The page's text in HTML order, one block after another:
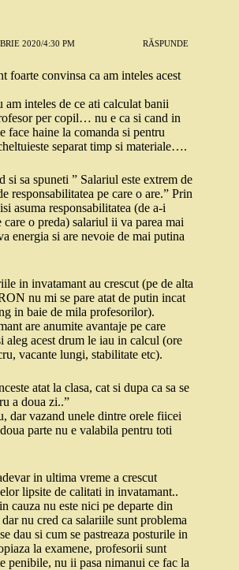
2020/4:30 PM RĂSPUNDE
convinsa ca am inteles acest
inteles de ce ati calculat banii
per copil… nu e ca si cand in
face haine la comanda si pentru
separat timp si materiale….
si sa spuneti ” Salariul este extrem de
responsabilitatea pe care o are.” Prin
asuma responsabilitatea (de a-i
care o preda) salariul ii va parea mai
energia si are nevoie de mai putina
in invatamant au crescut (pe de alta
nu mi se pare atat de putin incat
in baie de mila profesorilor).
are anumite avantaje pe care
aleg acest drum le iau in calcul (ore
vacante lungi, stabilitate etc).
atat la clasa, cat si dupa ca sa se
a doua zi..”
dar vazand unele dintre orele fiicei
parte nu e valabila pentru toti
in ultima vreme a crescut
lipsite de calitati in invatamant..
cauza nu este nici pe departe din
nu cred ca salariile sunt problema
dau si cum se pastreaza posturile in
la examene, profesorii sunt
penibile, nu ii pasa nimanui ce fac la